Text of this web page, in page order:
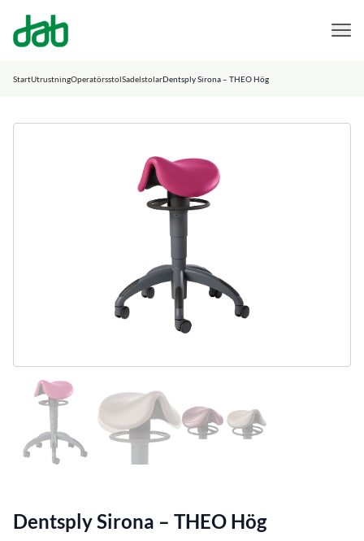
DAB Dental
StartUtrustningOperatörsstolSadelstolarDentsply Sirona – THEO Hög
Dentsply Sirona – THEO Hög